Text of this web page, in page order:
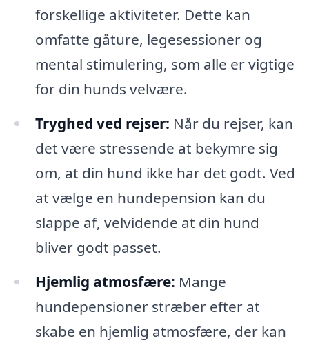
forskellige aktiviteter. Dette kan
omfatte gåture, legesessioner og
mental stimulering, som alle er vigtige
for din hunds velvære.
Tryghed ved rejser: Når du rejser, kan
det være stressende at bekymre sig
om, at din hund ikke har det godt. Ved
at vælge en hundepension kan du
slappe af, velvidende at din hund
bliver godt passet.
Hjemlig atmosfære: Mange
hundepensioner stræber efter at
skabe en hjemlig atmosfære, der kan